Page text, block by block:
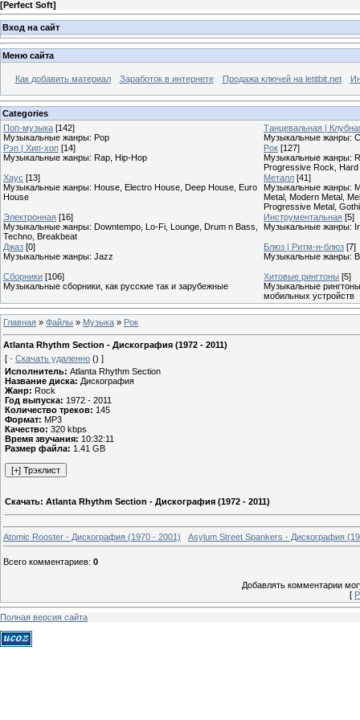
[Perfect Soft]
Вход на сайт
Меню сайта
Как добавить материал Заработок в интернете Продажа ключей на letitbit.net
Categories
Поп-музыка [142]
Музыкальные жанры: Pop
Танцевальная |
Музыкальные жанры:
Рэп | Хип-хоп [14]
Музыкальные жанры: Rap, Hip-Hop
Рок [127]
Музыкальные жанры:
Progressive Rock,
Хаус [13]
Музыкальные жанры: House, Electro House, Deep House, Euro
House
Металл [41]
Музыкальные жанры:
Metal, Modern Metal,
Progressive Metal,
Электронная [16]
Музыкальные жанры: Downtempo, Lo-Fi, Lounge, Drum n Bass,
Techno, Breakbeat
Инструментальная [5]
Музыкальные жанры:
Джаз [0]
Музыкальные жанры: Jazz
Блюз | Ритм-н-блюз [7]
Музыкальные жанры:
Сборники [106]
Музыкальные сборники, как русские так и зарубежные
Хитовые рингтоны [5]
Музыкальные
мобильных устройств
Главная » Файлы » Музыка » Рок
Atlanta Rhythm Section - Дискография (1972 - 2011)
[ · Скачать удаленно () ]
Исполнитель: Atlanta Rhythm Section
Название диска: Дискография
Жанр: Rock
Год выпуска: 1972 - 2011
Количество треков: 145
Формат: MP3
Качество: 320 kbps
Время звучания: 10:32:11
Размер файла: 1.41 GB
Скачать: Atlanta Rhythm Section - Дискография (1972 - 2011)
Atomic Rooster - Дискография (1970 - 2001) Asylum Street Spankers - Дискография
Всего комментариев: 0
Добавлять комментарии
[
Полная версия сайта